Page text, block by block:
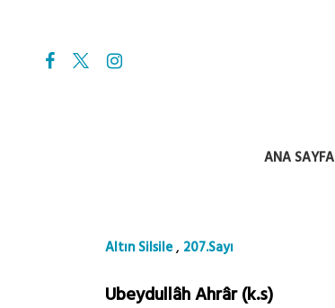
ANA SAYFA
Altın Silsile, 207.Sayı
Ubeydullâh Ahrâr (k.s)